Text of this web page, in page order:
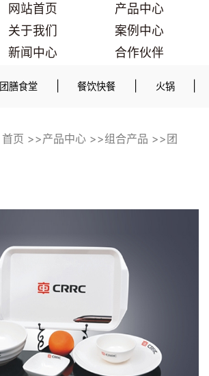
网站首页
产品中心
关于我们
案例中心
新闻中心
合作伙伴
团膳食堂 餐饮快餐 火锅
首页 >>产品中心>>组合产品 >>团